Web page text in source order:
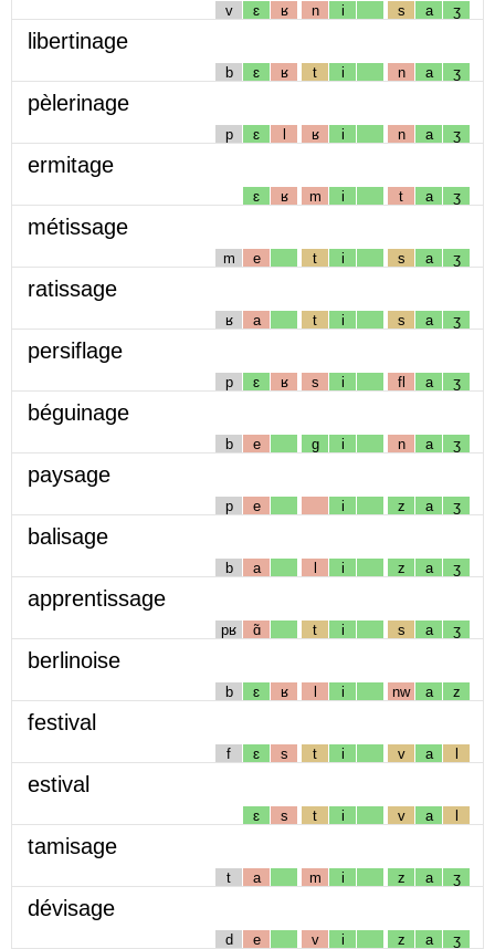
v ɛ ʁ n i s a ʒ
libertinage
b ɛ ʁ t i n a ʒ
pèlerinage
p ɛ l ʁ i n a ʒ
ermitage
ɛ ʁ m i t a ʒ
métissage
m e t i s a ʒ
ratissage
ʁ a t i s a ʒ
persiflage
p ɛ ʁ s i fl a ʒ
béguinage
b e g i n a ʒ
paysage
p e i z a ʒ
balisage
b a l i z a ʒ
apprentissage
pʁ ɑ̃ t i s a ʒ
berlinoise
b ɛ ʁ l i nw a z
festival
f ɛ s t i v a l
estival
ɛ s t i v a l
tamisage
t a m i z a ʒ
dévisage
d e v i z a ʒ